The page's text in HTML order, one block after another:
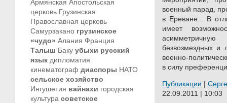
Армянская Апостольская
церковь Грузинская
Православная церковь
Самурзакано грузинское
«чудо» Алания Франция
Талыш Баку убыхи русский
язык дипломатия
кинематограф диаспоры НАТО
сельское хозяйство
Ингушетия вайнахи городская
культура советское
военный парад,
в Ереване... В
имеет
безвозмездных и
военно-
в силу
Публикации |
22.09.2011 | 10:03